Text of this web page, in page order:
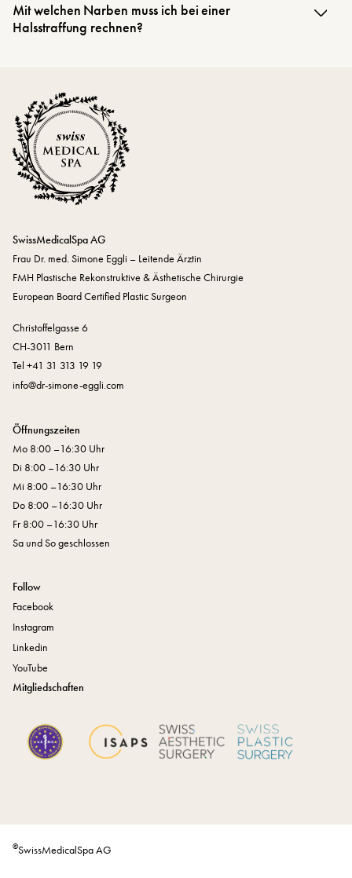
Mit welchen Narben muss ich bei einer
Halsstraffung rechnen?
SwissMedicalSpa AG
Frau Dr. med. Simone Eggli – Leitende Ärztin
FMH Plastische Rekonstruktive & Ästhetische Chirurgie
European Board Certified Plastic Surgeon
Christoffelgasse 6
CH-3011 Bern
Tel +41 31 313 19 19
nf
dr-s m n - ggl c m
Öffnungszeiten
Mo 8:00 –16:30 Uhr
Di 8:00 –16:30 Uhr
Mi 8:00 –16:30 Uhr
Do 8:00 –16:30 Uhr
Fr 8:00 –16:30 Uhr
Sa und So geschlossen
Follow
Facebook
Instagram
Linkedin
YouTube
Mitgliedschaften
©SwissMedicalSpa AG